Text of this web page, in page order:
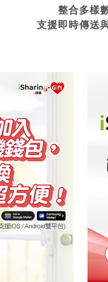
整合多樣
支援即時傳送